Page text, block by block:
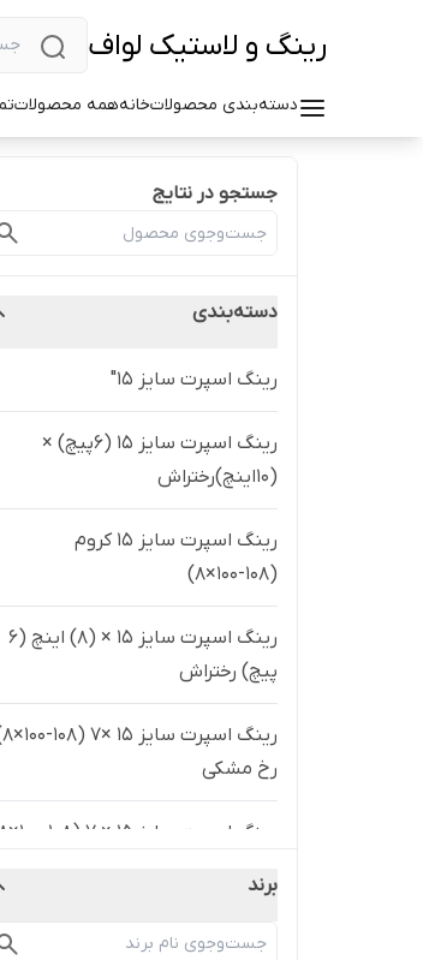
رینگ و لاستیک لواف
دسته‌بندی محصولاتخانههمه محصولات
جستجو در نتایج
دسته‌بندی
رینگ اسپرت سایز ۱۵"
رینگ اسپرت سایز ۱۵ (۶پیچ) ×
(۱۰اینچ)رختراش
رینگ اسپرت سایز ۱۵ کروم
(۱۰۸-۱۰۰×۸)
رینگ اسپرت سایز ۱۵ × (۸) اینچ (۶
پیچ) رختراش
رینگ
رخ مشکی
برند